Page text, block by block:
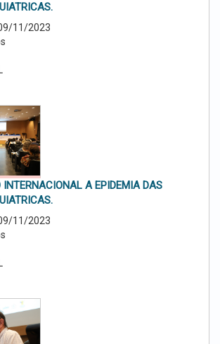
11/2023
INTERNACIONAL A EPIDEMIA DAS
11/2023